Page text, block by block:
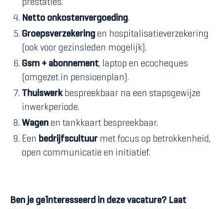
prestaties.
Netto onkostenvergoeding.
Groepsverzekering en hospitalisatieverzekering
(ook voor gezinsleden mogelijk).
Gsm + abonnement, laptop en ecocheques
(omgezet in pensioenplan).
Thuiswerk bespreekbaar na een stapsgewijze
inwerkperiode.
Wagen en tankkaart bespreekbaar.
Een bedrijfscultuur met focus op betrokkenheid,
open communicatie en initiatief.
Ben je geïnteresseerd in deze vacature? Laat